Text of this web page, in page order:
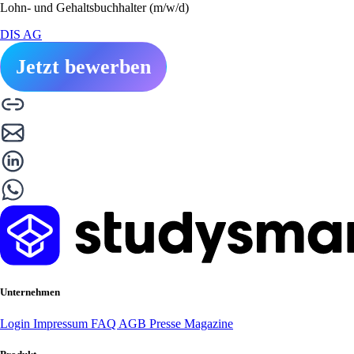
Lohn- und Gehaltsbuchhalter (m/w/d)
DIS AG
Jetzt bewerben
Unternehmen
Login Impressum FAQ AGB Presse Magazine